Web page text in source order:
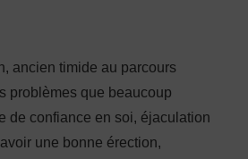
ancien timide au parcours
problèmes que beaucoup
de confiance en soi, éjaculation
une bonne érection,